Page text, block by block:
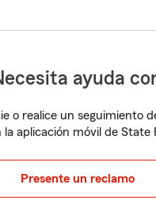
ayuda
o realice un seguimiento
la aplicación móvil de State
Presente un reclamo